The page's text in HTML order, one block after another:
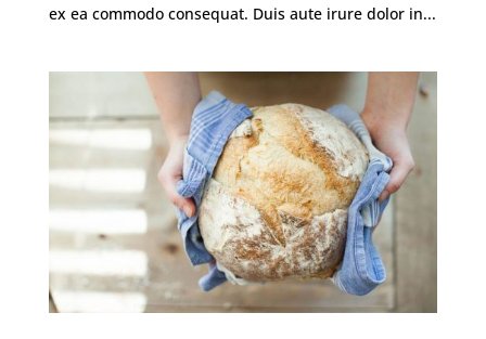
ex ea commodo consequat. Duis aute irure dolor in...